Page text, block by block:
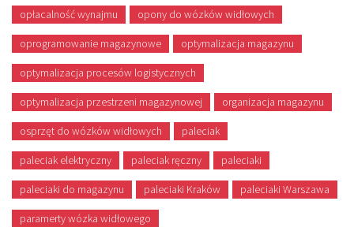
opłacalność wynajmu opony do wózków widłowych
oprogramowanie magazynowe optymalizacja magazynu
optymalizacja procesów logistycznych
optymalizacja przestrzeni magazynowej organizacja magazynu
osprzęt do wózków widłowych paleciak
paleciak elektryczny paleciak ręczny paleciaki
paleciaki do magazynu paleciaki Kraków paleciaki Warszawa
paramerty wózka widłowego